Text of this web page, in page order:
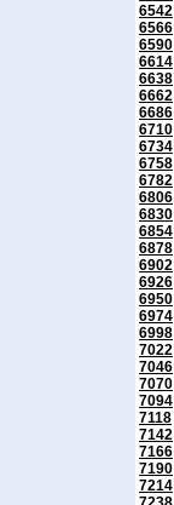
6542
6566
6590
6614
6638
6662
6686
6710
6734
6758
6782
6806
6830
6854
6878
6902
6926
6950
6974
6998
7022
7046
7070
7094
7118
7142
7166
7190
7214